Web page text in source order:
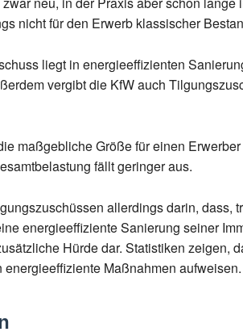
nicht für den Erwerb klassischer
liegt in energieeffizienten
vergibt die KfW auch
maßgebliche Größe für einen
fällt geringer aus.
allerdings darin,
energieeffiziente Sanierung seiner
Hürde dar. Statistiken zeigen,
Maßnahmen aufweisen.